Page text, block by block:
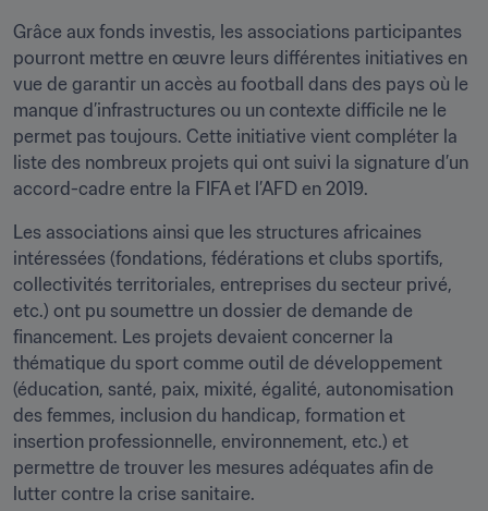
Grâce aux fonds investis, les associations participantes
pourront mettre en œuvre leurs différentes initiatives en
vue de garantir un accès au football dans des pays où le
manque d’infrastructures ou un contexte difficile ne le
permet pas toujours. Cette initiative vient compléter la
liste des nombreux projets qui ont suivi la signature d’un
accord-cadre entre la FIFA et l’AFD en 2019.
Les associations ainsi que les structures africaines
intéressées (fondations, fédérations et clubs sportifs,
collectivités territoriales, entreprises du secteur privé,
etc.) ont pu soumettre un dossier de demande de
financement. Les projets devaient concerner la
thématique du sport comme outil de développement
(éducation, santé, paix, mixité, égalité, autonomisation
des femmes, inclusion du handicap, formation et
insertion professionnelle, environnement, etc.) et
permettre de trouver les mesures adéquates afin de
lutter contre la crise sanitaire.